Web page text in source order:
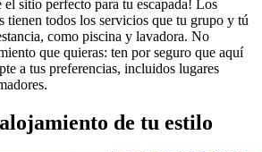
sitio perfecto para tu escapada! Los
tienen todos los servicios que tu grupo y tú
como piscina y lavadora. No
que quieras: ten por seguro que aquí
a tus preferencias, incluidos lugares
de tu estilo